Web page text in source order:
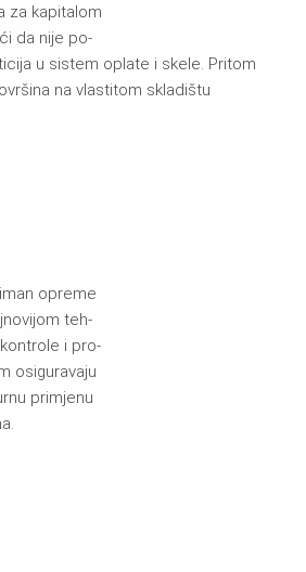
za kapitalom
da nije po-
u sistem oplate i skele. Pritom
na vlastitom skladištu
opreme
teh-
i pro-
osiguravaju
primjenu